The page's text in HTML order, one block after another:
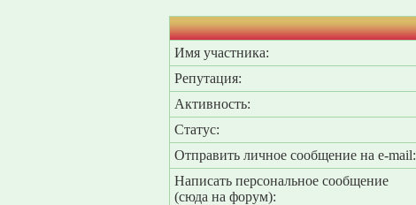
Имя участника:
Репутация:
Активность:
Статус:
Отправить личное сообщение на e-mail:
Написать персональное сообщение
(сюда на форум):